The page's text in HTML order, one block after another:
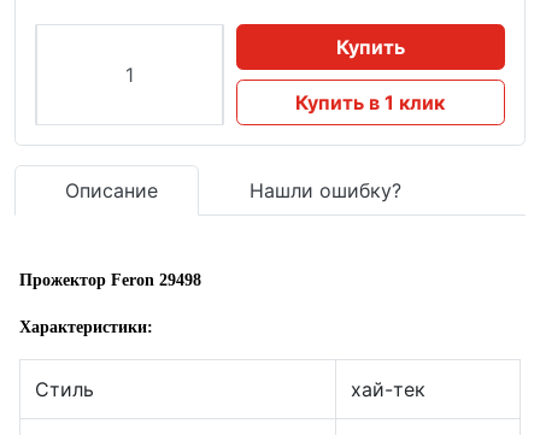
Купить
Купить в 1 клик
Описание Нашли ошибку?
Прожектор Feron 29498
Характеристики:
Стиль хай-тек